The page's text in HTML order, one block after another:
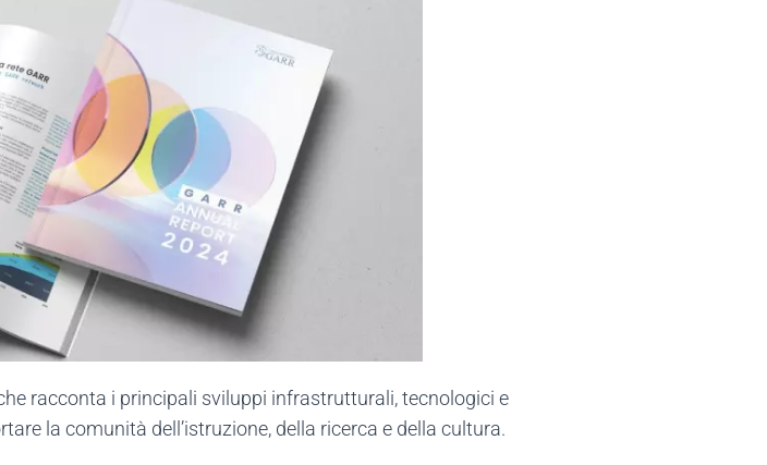
racconta i principali sviluppi infrastrutturali, tecnologici e
la comunità dell’istruzione, della ricerca e della cultura.